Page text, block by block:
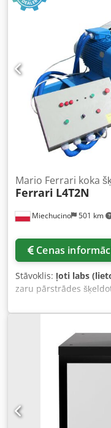
Miechucino 501 km
Mario Ferrari koka
Ferrari L4T2N
Cenas
Stāvoklis: ļoti labs
zaru pārstrādes
gads: 1992
mm - Ieejas
Autoreverse funkcija
vārpsta
zobstieņa vārpstas -
griešanas naži -
kg